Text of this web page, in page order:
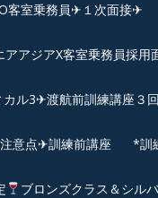
客室乗務員✈１次面接✈
アジアX客室乗務員採用
カル3✈渡航前訓練講座３
意点✈訓練前講座 *訓
ブロンズクラス＆シル